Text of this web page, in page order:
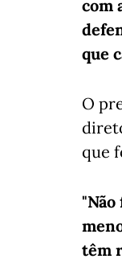
com
que
O
que
têm